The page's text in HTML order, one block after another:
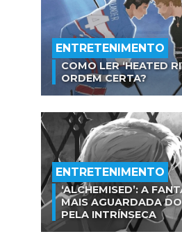
ENTRETENIMENTO
COMO LER ‘HEATED
ORDEM CERTA?
ENTRETENIMENTO
‘ALCHEMISED’: A
MAIS AGUARDADA
PELA INTRÍNSECA